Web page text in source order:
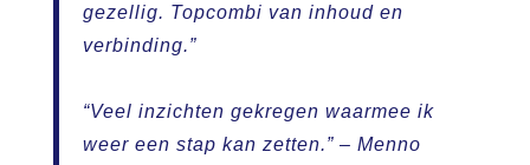
gezellig. Topcombi van inhoud en
verbinding.”
“Veel inzichten gekregen waarmee ik
weer een stap kan zetten.”– Menno